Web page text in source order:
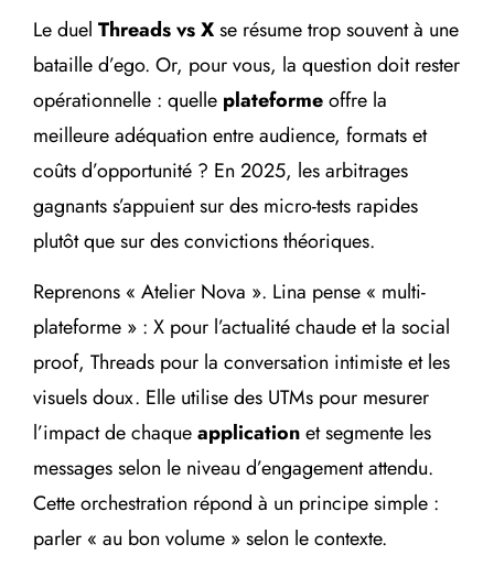
Le duel Threads vs Xse résume trop souvent à une
bataille d’ego. Or, pour vous, la question doit rester
opérationnelle : quelle plateformeoffre la
meilleure adéquation entre audience, formats et
coûts d’opportunité ? En 2025, les arbitrages
gagnants s’appuient sur des micro-tests rapides
plutôt que sur des convictions théoriques.
Reprenons « Atelier Nova ». Lina pense « multi-
plateforme » : X pour l’actualité chaude et la social
proof, Threads pour la conversation intimiste et les
visuels doux. Elle utilise des UTMs pour mesurer
l’impact de chaqueapplicationet segmente les
messages selon le niveau d’engagement attendu.
Cette orchestration répond à un principe simple :
parler « au bon volume » selon le contexte.